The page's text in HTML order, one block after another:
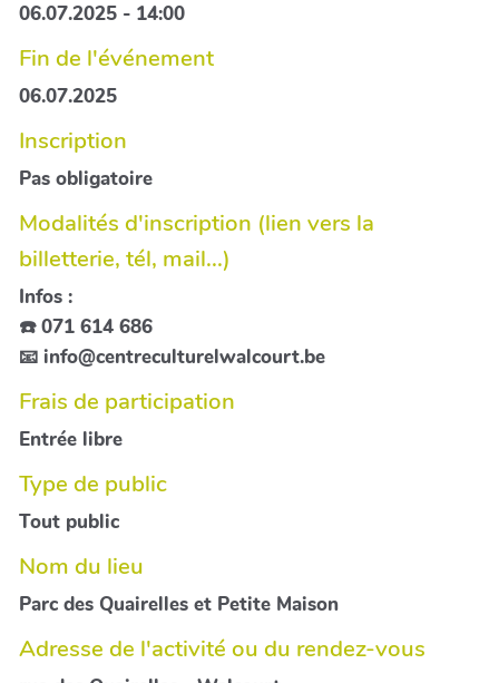
06.07.2025 - 14:00
Fin de l'événement
06.07.2025
Inscription
Pas obligatoire
Modalités d'inscription (lien vers la
billetterie, tél, mail...)
Infos :
☎️ 071 614 686
📧 info@centreculturelwalcourt.be
Frais de participation
Entrée libre
Type de public
Tout public
Nom du lieu
Parc des Quairelles et Petite Maison
Adresse de l'activité ou du rendez-vous